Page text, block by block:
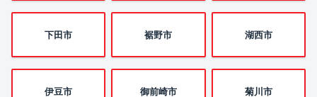
下田市 裾野市 湖西市
伊豆市 御前崎市 菊川市